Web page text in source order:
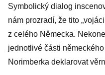
Symbolický dialog
nám prozradí, že tito
z celého Německa.
jednotlivé části
Norimberka deklarovat